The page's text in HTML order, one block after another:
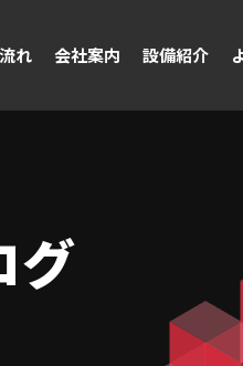
れ 会社案内 設備紹介
グ